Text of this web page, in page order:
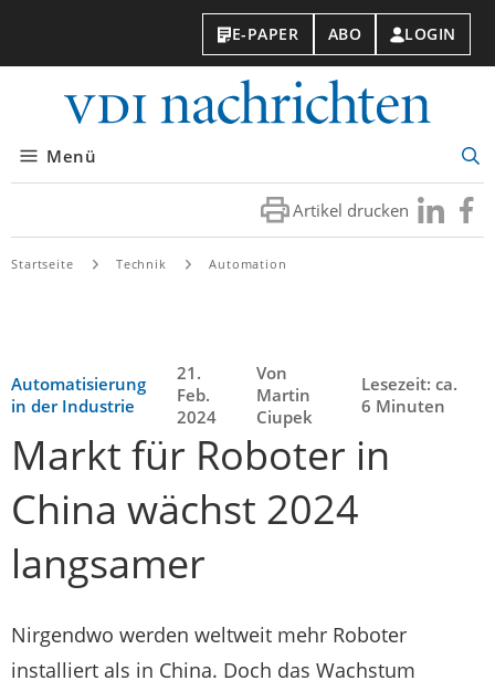
E-PAPER ABO LOGIN
Menü
Artikel drucken Besuchen
Sie
Sie
Startseite Technik Automation
Automatisierung
in der Industrie
21.
Feb.
2024
Von
Martin
Ciupek
Lesezeit: ca.
6 Minuten
Markt für Roboter in
China wächst 2024
langsamer
Nirgendwo werden weltweit mehr Roboter
installiert als in China. Doch das Wachstum